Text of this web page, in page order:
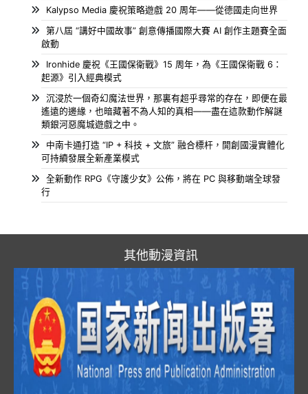
Kalypso Media 慶祝策略遊戲 20 周年——從德國走向世界
第八屆 “講好中國故事” 創意傳播國際大賽 AI 創作主題賽全面
啟動
Ironhide 慶祝《王國保衛戰》15 周年，為《王國保衛戰 6：
起源》引入經典模式
沉浸於一個奇幻魔法世界，那裏有超乎尋常的存在，即便在最
遙遠的邊緣，也暗藏著不為人知的真相——盡在這款動作解謎
類銀河惡魔城遊戲之中。
中南卡通打造 “IP + 科技 + 文旅” 融合標杆，開創國漫實體化
可持續發展全新產業模式
全新動作 RPG《守護少女》公佈，將在 PC 與移動端全球發
行
其他動漫資訊